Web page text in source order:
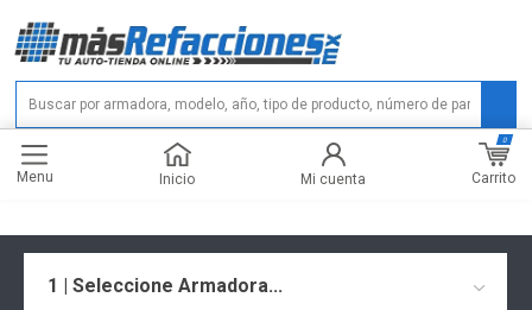
Menu Inicio Mi cuenta Carrito
0
1 | Seleccione Armadora...